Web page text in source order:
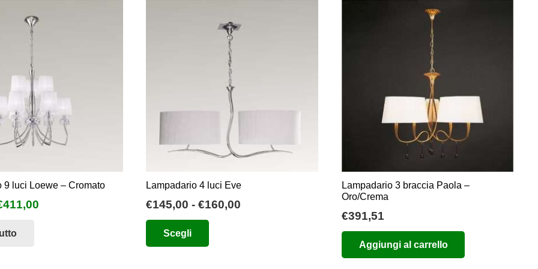
9 luci Loewe – Cromato
411,00Il
Lampadario 4 luci Eve
€145,00 - €160,00
Scegli
Lampadario 3 braccia Paola –
Oro/Crema
€391,51
Aggiungi al carrello